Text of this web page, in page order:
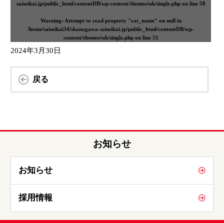
saiseikai.jp/public_html/contentDB/wp-content/themes/ssk/single.phpon line 50
Warning: Attempt to read property "cat_name" on null in
/home/saiseikai34/skanagawa-saiseikai.jp/public_html/contentDB/wp-
content/themes/ssk/single.phpon line 51
2024年3月30日
戻る
お知らせ
お知らせ
採用情報